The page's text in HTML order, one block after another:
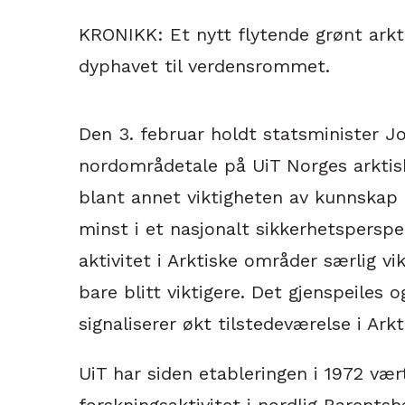
KRONIKK: Et nytt flytende grønt
dyphavet til verdensrommet.
Den 3. februar holdt statsminister
nordområdetale på UiT Norges
blant annet viktigheten av
minst i et nasjonalt
aktivitet i Arktiske områder særlig
bare blitt viktigere. Det gjenspeiles
signaliserer økt tilstedeværelse i
UiT har siden etableringen i 1972